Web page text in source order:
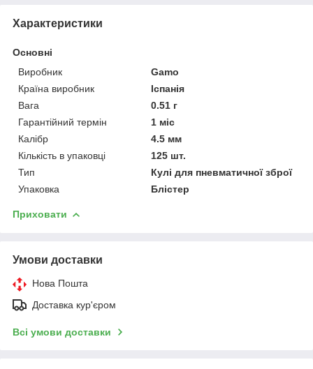
Характеристики
Основні
Виробник
Gamo
Країна виробник
Іспанія
Вага
0.51 г
Гарантійний термін
1 міс
Калібр
4.5 мм
Кількість в упаковці
125 шт.
Тип
Кулі для пневматичної зброї
Упаковка
Блістер
Приховати
Умови доставки
Нова Пошта
Доставка кур'єром
Всі умови доставки